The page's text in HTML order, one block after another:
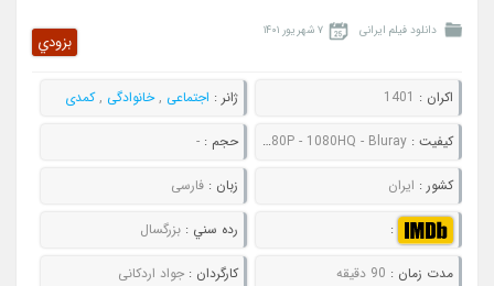
دانلود فیلم ایرانی ۷ شهریور ۱۴۰۱
بزودي
اکران : 1401 ژانر : اجتماعی ,خانوادگی ,کمدی
کيفيت :480P - 720P - 1080P - 1080HQ - Bluray حجم : -
کشور : ایران زبان : فارسی
: رده سني : بزرگسال
مدت زمان : 90 دقیقه کارگردان : جواد اردکانی